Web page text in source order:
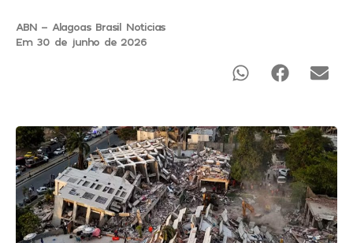
ABN - Alagoas Brasil Noticias
Em 30 de junho de 2026